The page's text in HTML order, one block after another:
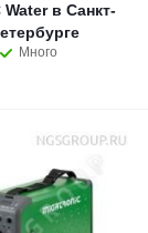
Water в Санкт-
Много